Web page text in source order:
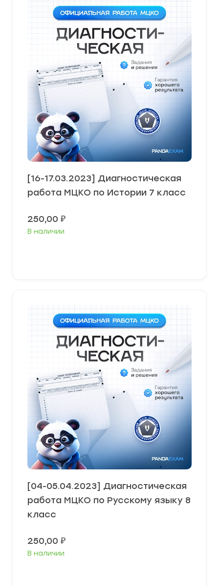
[16-17.03.2023] Диагностическая
работа МЦКО по Истории 7 класс
250,00 ₽
В наличии
[04-05.04.2023] Диагностическая
работа МЦКО по Русскому языку 8
класс
250,00 ₽
В наличии